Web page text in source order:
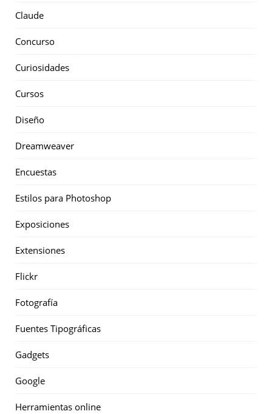
Claude
Concurso
Curiosidades
Cursos
Diseño
Dreamweaver
Encuestas
Estilos para Photoshop
Exposiciones
Extensiones
Flickr
Fotografía
Fuentes Tipográficas
Gadgets
Google
Herramientas online